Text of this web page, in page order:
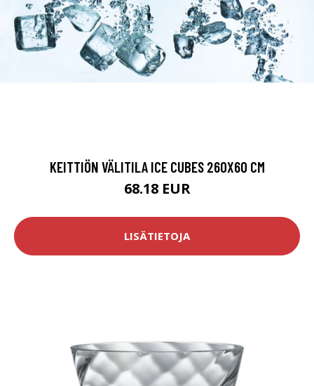
KEITTIÖN VÄLITILA ICE CUBES 260X60 CM
68.18 EUR
LISÄTIETOJA